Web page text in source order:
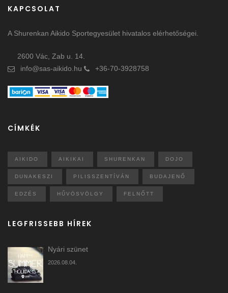
KAPCSOLAT
A Shurenkan Aikido Sportegyesület hivatalos elérhetőségei.
2600 Vác, Zab u. 14.
info@sas-aikido.hu
+36-70-3928758
CÍMKÉK
AIKIDO AIKIKAI SHURENKAN DOJO
DUNAKESZI PILISSZENTÍVÁN BUDAJENŐ
EDZÉS HŰVÖSVÖLGY FELNŐTT
LEGFRISSEBB HÍREK
Nyári szünet
2026.08.04.